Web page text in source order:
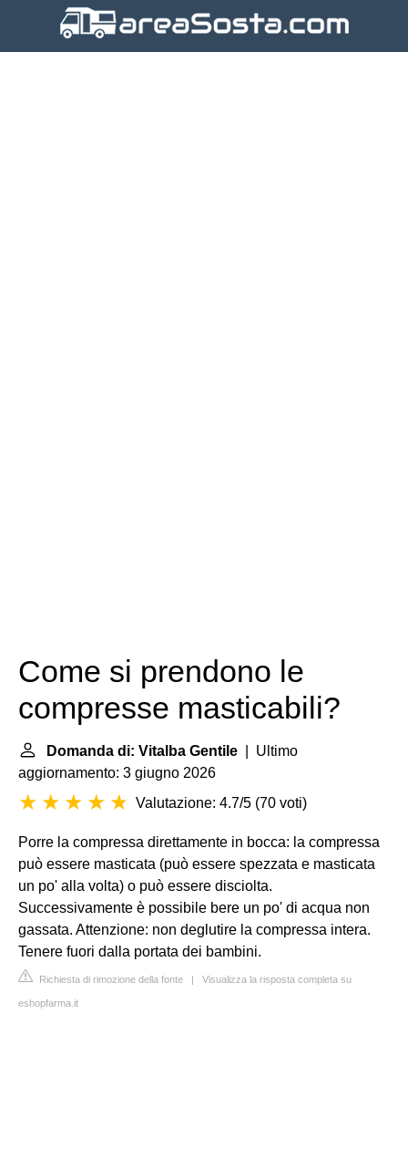
Come si prendono le
compresse masticabili?
Domanda di: Vitalba Gentile | Ultimo
aggiornamento: 3 giugno 2026
Valutazione: 4.7/5 (70 voti)
Porre la compressa direttamente in bocca: la compressa
può essere masticata (può essere spezzata e masticata
un po' alla volta) o può essere disciolta.
Successivamente è possibile bere un po' di acqua non
gassata. Attenzione: non deglutire la compressa intera.
Tenere fuori dalla portata dei bambini.
Richiesta di rimozione della fonte | Visualizza la risposta completa su
eshopfarma.it